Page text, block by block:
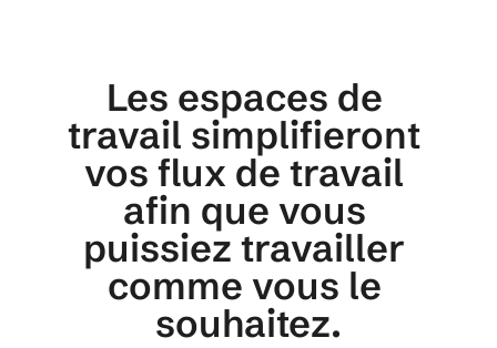
Les espaces de
travail simplifieront
vos flux de travail
afin que vous
puissiez travailler
comme vous le
souhaitez.